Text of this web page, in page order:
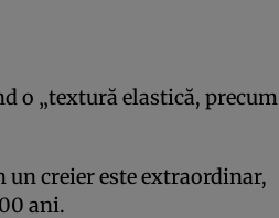
o „textură elastică, precum
un creier este extraordinar,
ani.